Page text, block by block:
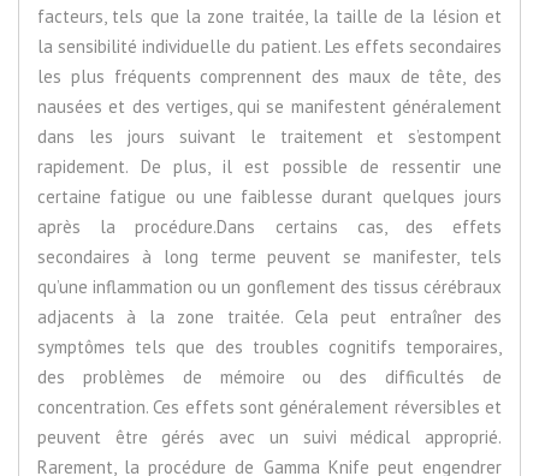
facteurs, tels que la zone traitée, la taille de la lésion et
la sensibilité individuelle du patient. Les effets secondaires
les plus fréquents comprennent des maux de tête, des
nausées et des vertiges, qui se manifestent généralement
dans les jours suivant le traitement et s’estompent
rapidement. De plus, il est possible de ressentir une
certaine fatigue ou une faiblesse durant quelques jours
après la procédure.Dans certains cas, des effets
secondaires à long terme peuvent se manifester, tels
qu’une inflammation ou un gonflement des tissus cérébraux
adjacents à la zone traitée. Cela peut entraîner des
symptômes tels que des troubles cognitifs temporaires,
des problèmes de mémoire ou des difficultés de
concentration. Ces effets sont généralement réversibles et
peuvent être gérés avec un suivi médical approprié.
Rarement, la procédure de Gamma Knife peut engendrer